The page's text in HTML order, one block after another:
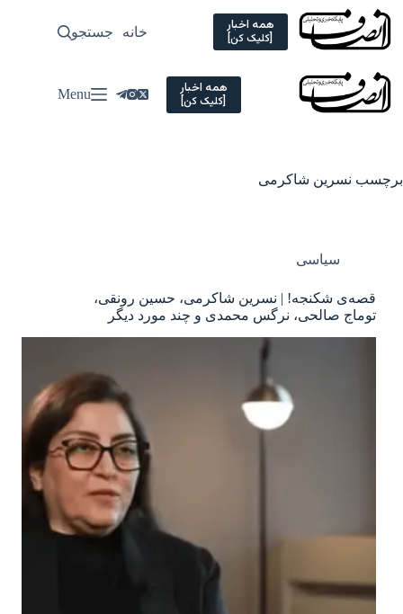
Skip
content
همه اخبار
[کلیک کن] خانه سیاسی
جستجو
همه اخبار
[کلیک کن] Menu
برچسب نسرین شاکرمی
سیاسی
قصه‌ی شکنجه! | نسرین شاکرمی، حسین رونقی،
توماج صالحی، نرگس محمدی و چند مورد دیگر